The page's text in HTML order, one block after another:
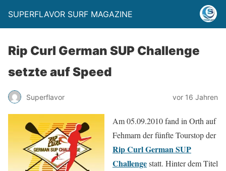
SUPERFLAVOR SURF MAGAZINE
Rip Curl German SUP Challenge
setzte auf Speed
Superflavor vor 16 Jahren
Am 05.09.2010 fand in Orth auf
Fehmarn der fünfte Tourstop der
Rip Curl German SUP
Challengestatt. Hinter dem Titel